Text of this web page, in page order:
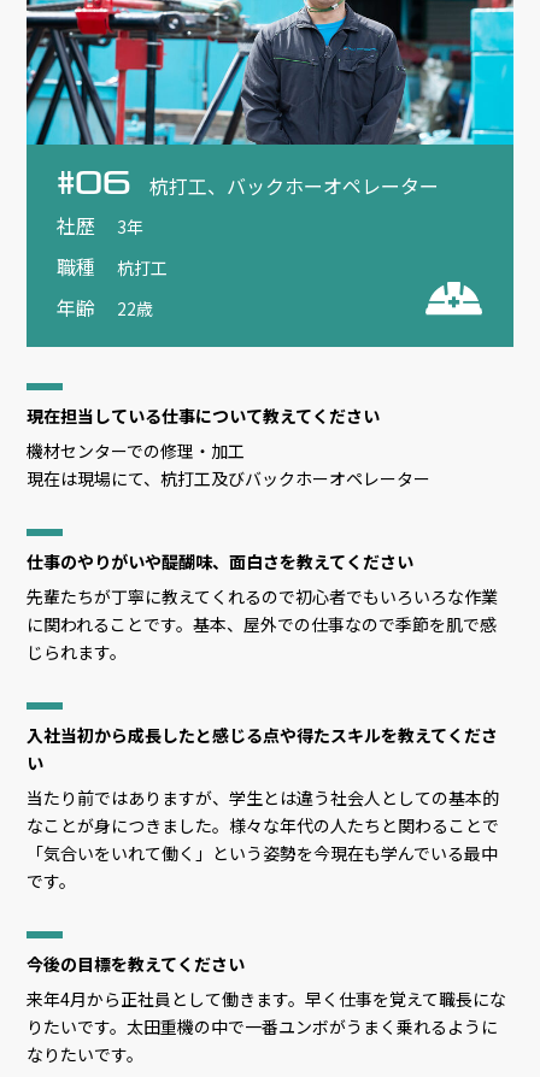
#06
杭打工、バックホーオペレーター
社歴
3年
職種 杭打工
年齢 22歳
現在担当している仕事について教えてください
機材センターでの修理・加工
現在は現場にて、杭打工及びバックホーオペレーター
仕事のやりがいや醍醐味、面白さを教えてください
先輩たちが丁寧に教えてくれるので初心者でもいろいろな作業
に関われることです。基本、屋外での仕事なので季節を肌で感
じられます。
入社当初から成長したと感じる点や得たスキルを教えてくださ
い
当たり前ではありますが、学生とは違う社会人としての基本的
なことが身につきました。様々な年代の人たちと関わることで
「気合いをいれて働く」という姿勢を今現在も学んでいる最中
です。
今後の目標を教えてください
来年4月から正社員として働きます。早く仕事を覚えて職長にな
りたいです。太田重機の中で一番ユンボがうまく乗れるように
なりたいです。